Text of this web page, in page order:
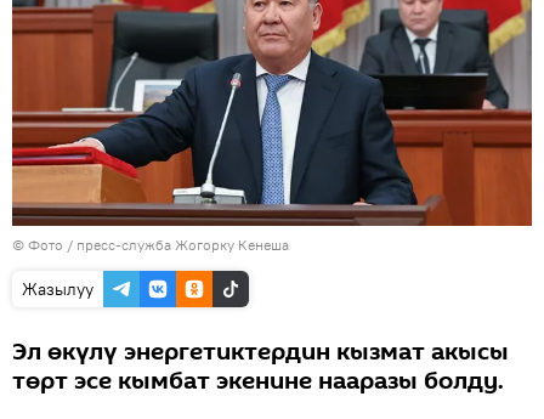
© Фото / пресс-служба Жогорку Кенеша
Жазылуу
Эл өкүлү энергетиктердин кызмат акысы
төрт эсе кымбат экенине нааразы болду.